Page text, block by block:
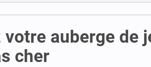
votre auberge de
cher